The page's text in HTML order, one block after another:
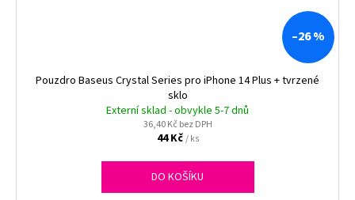
–26 %
Pouzdro Baseus Crystal Series pro iPhone 14 Plus + tvrzené
sklo
Externí sklad - obvykle 5-7 dnů
36,40 Kč bez DPH
44 Kč/ ks
DO KOŠÍKU